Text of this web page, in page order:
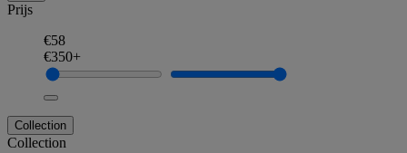
Prijs
€58
€350+
Collection
Collection